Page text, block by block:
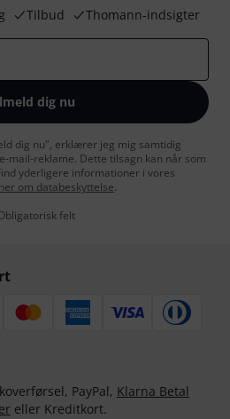
Tilbud Thomann-indsigter
dig nu
dig nu", erklærer jeg mig samtidig
mail-reklame. Dette tilsagn kan når som
yderligere informationer i vores
om databeskyttelse.
felt
PayPal, Klarna Betal
eller Kreditkort.